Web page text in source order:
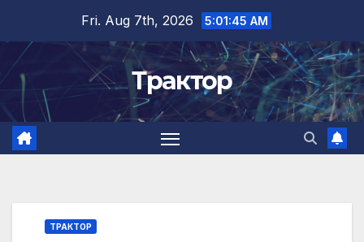
content
Fri. Aug 7th, 2026 5:01:46 AM
Трактор
ТРАКТОР